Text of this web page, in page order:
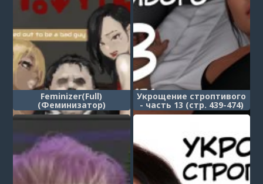
Feminizer(Full)
(Феминизатор)
Укрощение строптивого
- часть 13 (стр. 439-474)
(Taming the Beast)